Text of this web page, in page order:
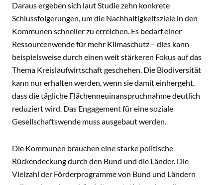
Daraus ergeben sich laut Studie zehn konkrete
Schlussfolgerungen, um die Nachhaltigkeitsziele in den
Kommunen schneller zu erreichen. Es bedarf einer
Ressourcenwende für mehr Klimaschutz – dies kann
beispielsweise durch einen weit stärkeren Fokus auf das
Thema Kreislaufwirtschaft geschehen. Die Biodiversität
kann nur erhalten werden, wenn sie damit einhergeht,
dass die tägliche Flächenneuinanspruchnahme deutlich
reduziert wird. Das Engagement für eine soziale
Gesellschaftswende muss ausgebaut werden.
Die Kommunen brauchen eine starke politische
Rückendeckung durch den Bund und die Länder. Die
Vielzahl der Förderprogramme von Bund und Ländern